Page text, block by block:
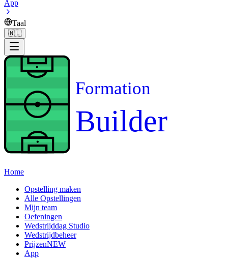
App
Taal
🇳🇱
Formation
Builder
Home
Opstelling maken
Alle Opstellingen
Mijn team
Oefeningen
Wedstrijddag Studio
Wedstrijdbeheer
PrijzenNEW
App